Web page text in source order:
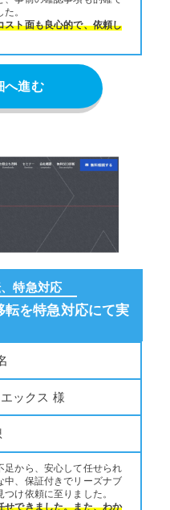
。
スト面も良心的で、依頼し
進む
特急対応
を特急対応にて実
ックス 様
足から、安心して任せられ
中、保証付きでリーズナブ
け依頼に至りました。
せできました。また、わか